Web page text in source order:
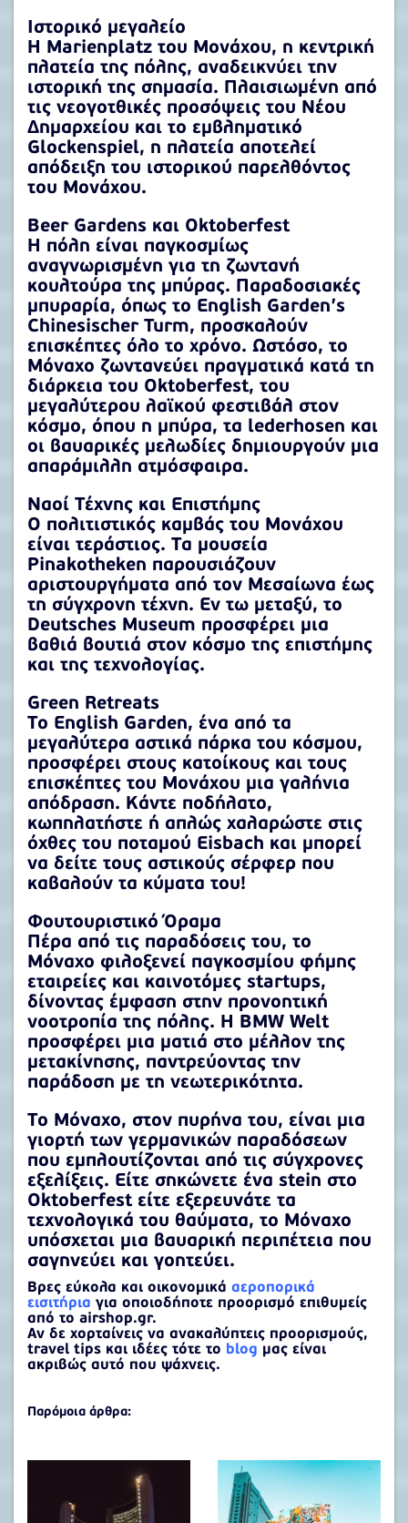
Ιστορικό μεγαλείο
Η Marienplatz του Μονάχου, η κεντρική
πλατεία της πόλης, αναδεικνύει την
ιστορική της σημασία. Πλαισιωμένη από
τις νεογοτθικές προσόψεις του Νέου
Δημαρχείου και το εμβληματικό
Glockenspiel, η πλατεία αποτελεί
απόδειξη του ιστορικού παρελθόντος
του Μονάχου.
Beer Gardens και Oktoberfest
Η πόλη είναι παγκοσμίως
αναγνωρισμένη για τη ζωντανή
κουλτούρα της μπύρας. Παραδοσιακές
μπυραρία, όπως το English Garden’s
Chinesischer Turm, προσκαλούν
επισκέπτες όλο το χρόνο. Ωστόσο, το
Μόναχο ζωντανεύει πραγματικά κατά τη
διάρκεια του Oktoberfest, του
μεγαλύτερου λαϊκού φεστιβάλ στον
κόσμο, όπου η μπύρα, τα lederhosen και
οι βαυαρικές μελωδίες δημιουργούν μια
απαράμιλλη ατμόσφαιρα.
Ναοί Τέχνης και Επιστήμης
Ο πολιτιστικός καμβάς του Μονάχου
είναι τεράστιος. Τα μουσεία
Pinakotheken παρουσιάζουν
αριστουργήματα από τον Μεσαίωνα έως
τη σύγχρονη τέχνη. Εν τω μεταξύ, το
Deutsches Museum προσφέρει μια
βαθιά βουτιά στον κόσμο της επιστήμης
και της τεχνολογίας.
Green Retreats
Το English Garden, ένα από τα
μεγαλύτερα αστικά πάρκα του κόσμου,
προσφέρει στους κατοίκους και τους
επισκέπτες του Μονάχου μια γαλήνια
απόδραση. Κάντε ποδήλατο,
κωπηλατήστε ή απλώς χαλαρώστε στις
όχθες του ποταμού Eisbach και μπορεί
να δείτε τους αστικούς σέρφερ που
καβαλούν τα κύματα του!
Φουτουριστικό Όραμα
Πέρα από τις παραδόσεις του, το
Μόναχο φιλοξενεί παγκοσμίου φήμης
εταιρείες και καινοτόμες startups,
δίνοντας έμφαση στην προνοητική
νοοτροπία της πόλης. Η BMW Welt
προσφέρει μια ματιά στο μέλλον της
μετακίνησης, παντρεύοντας την
παράδοση με τη νεωτερικότητα.
Το Μόναχο, στον πυρήνα του, είναι μια
γιορτή των γερμανικών παραδόσεων
που εμπλουτίζονται από τις σύγχρονες
εξελίξεις. Είτε σηκώνετε ένα stein στο
Oktoberfest είτε εξερευνάτε τα
τεχνολογικά του θαύματα, το Μόναχο
υπόσχεται μια βαυαρική περιπέτεια που
σαγηνεύει και γοητεύει.
Βρες εύκολα και οικονομικά αεροπορικά
εισιτήρια για οποιοδήποτε προορισμό επιθυμείς
από το airshop.gr.
Αν δε χορταίνεις να ανακαλύπτεις προορισμούς,
travel tips και ιδέες τότε το blog μας είναι
ακριβώς αυτό που ψάχνεις.
Παρόμοια άρθρα: